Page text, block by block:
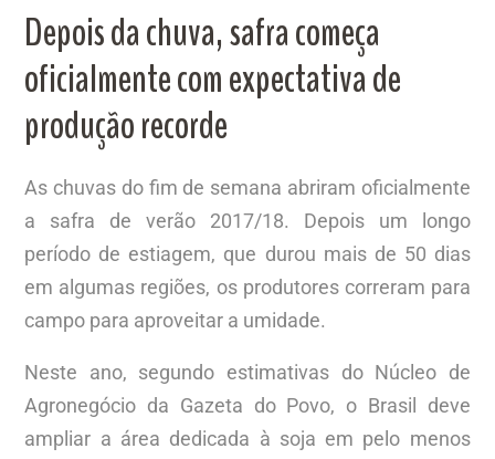
Depois da chuva, safra começa
oficialmente com expectativa de
produção recorde
As chuvas do fim de semana abriram oficialmente
a safra de verão 2017/18. Depois um longo
período de estiagem, que durou mais de 50 dias
em algumas regiões, os produtores correram para
campo para aproveitar a umidade.
Neste ano, segundo estimativas do Núcleo de
Agronegócio da Gazeta do Povo, o Brasil deve
ampliar a área dedicada à soja em pelo menos